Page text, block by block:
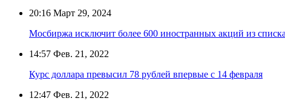
20:16 Март 29, 2024
Мосбиржа исключит более 600 иностранных акций из
14:57 Фев. 21, 2022
Курс доллара превысил 78 рублей впервые с 14 февраля
12:47 Фев. 21, 2022